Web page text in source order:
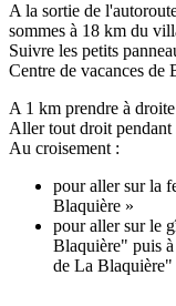
A la sortie de
sommes à 18 km du
Suivre les petits
Centre de vacances de
A 1 km prendre à
Aller tout droit pendant
Au croisement :
pour aller sur la
Blaquière »
pour aller sur le
Blaquière" puis
de La Blaquière"